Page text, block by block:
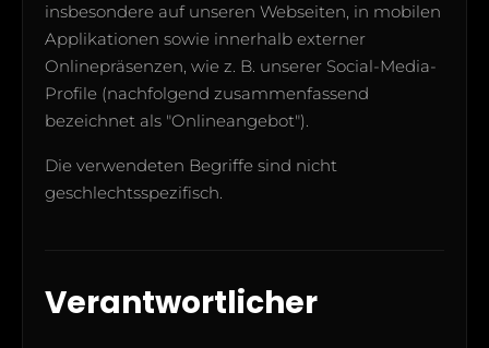
insbesondere auf unseren Webseiten, in mobilen
Applikationen sowie innerhalb externer
Onlinepräsenzen, wie z. B. unserer Social-Media-
Profile (nachfolgend zusammenfassend
bezeichnet als "Onlineangebot").
Die verwendeten Begriffe sind nicht
geschlechtsspezifisch.
Verantwortlicher